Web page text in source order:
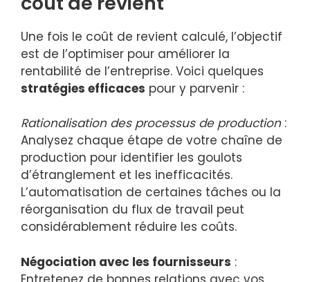
Une fois le coût de revient calculé, l’objectif
est de l’optimiser pour améliorer la
rentabilité de l’entreprise. Voici quelques
stratégies efficaces pour y parvenir :
Rationalisation des processus de production:
Analysez chaque étape de votre chaîne de
production pour identifier les goulots
d’étranglement et les inefficacités.
L’automatisation de certaines tâches ou la
réorganisation du flux de travail peut
considérablement réduire les coûts.
Négociation avec les fournisseurs :